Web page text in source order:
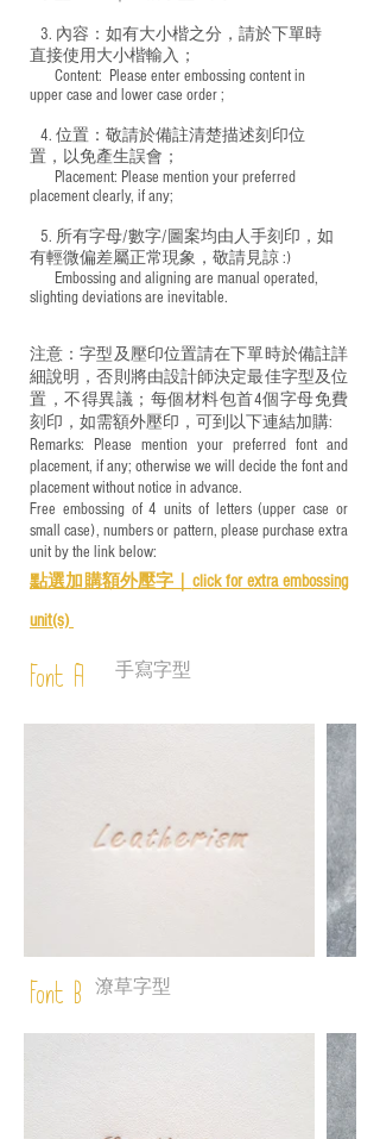
3. 內容：如有大小楷之分，請於下單時
直接使用大小楷輸入；
​ Content: Please enter embossing content in
upper case and lower case order ;
4. 位置：敬請於備註清楚描述刻印位
置，以免產生誤會；
​ Placement: Please mention your preferred
placement clearly, if any;
5. 所有字母/數字/圖案均由人手刻印，如
有輕微偏差屬正常現象，敬請見諒 :)
​ Embossing and aligning are manual operated,
slighting deviations are inevitable.
注意：字型及壓印位置請在下單時於備註詳
細說明，否則將由設計師決定最佳字型及位
置，不得異議；每個材料包首4個字母免費
刻印，如需額外壓印，可到以下連結加購:
Remarks: Please mention your preferred font and
placement, if any; otherwise we will decide the font and
placement without notice in advance.
Free embossing of 4 units of letters (upper case or
small case), numbers or pattern, please purchase extra
unit by the link below:
點選加購額外壓字｜ click for extra embossing
unit(s)
Font A 手寫字型
Font B 潦草字型